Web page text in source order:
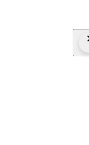
Time, Fully Insured.